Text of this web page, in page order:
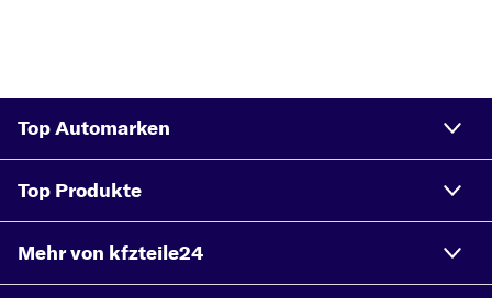
SEAT IBIZA III (6L1), 1.6 16V (105 PS, 77 kW)
SEAT IBIZA III (6L1), 2.0 (116 PS, 85 kW)
SEAT IBIZA III (6L1), 1.4 16V (86 PS, 63 kW)
SEAT IBIZA III (6L1), 1.2 (60 PS, 44 kW)
Top Automarken
Top Produkte
Mehr von kfzteile24